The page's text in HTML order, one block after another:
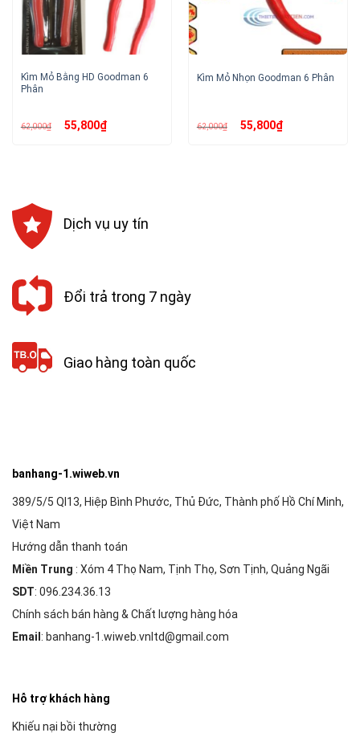
Kìm Mỏ Bằng HD Goodman 6
Phân
62,000₫ Giá
gốc
55,800₫Giá
Kìm Mỏ Nhọn Goodman 6 Phân
62,000₫ Giá
gốc
55,800₫Giá
Dịch vụ uy tín
Đổi trả trong 7 ngày
Giao hàng toàn quốc
banhang-1.wiweb.vn
389/5/5 Ql13, Hiệp Bình Phước, Thủ Đức, Thành phố Hồ Chí Minh,
Việt Nam
Hướng dẫn thanh toán
Miền Trung : Xóm 4 Thọ Nam, Tịnh Thọ, Sơn Tịnh, Quảng Ngãi
SDT: 096.234.36.13
Chính sách bán hàng & Chất lượng hàng hóa
Email : banhang-1.wiweb.vnltd@gmail.com
Hỗ trợ khách hàng
Khiếu nại bồi thường